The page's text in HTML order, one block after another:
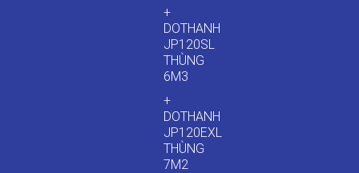
+
DOTHANH
JP120SL
THÙNG
6M3
+
DOTHANH
JP120EXL
THÙNG
7M2